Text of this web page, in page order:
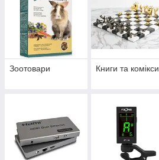
Зоотовари Книги та комікси